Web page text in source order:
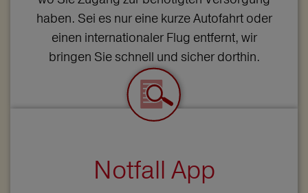
haben. Sei es nur eine kurze Autofahrt oder
einen internationaler Flug entfernt, wir
bringen Sie schnell und sicher dorthin.
Notfall App